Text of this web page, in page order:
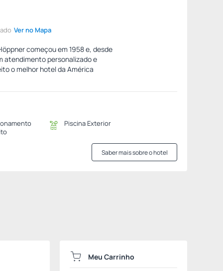
Ver no Mapa
começou em 1958 e, desde
atendimento personalizado e
o melhor hotel da América
Piscina Exterior
Saber mais sobre o hotel
Meu Carrinho